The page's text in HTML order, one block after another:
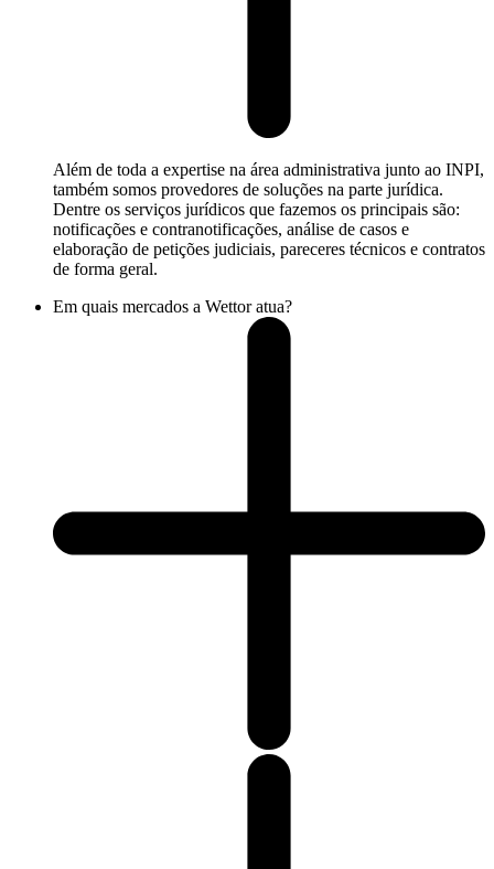
Além de toda a expertise na área administrativa junto ao INPI,
também somos provedores de soluções na parte jurídica.
Dentre os serviços jurídicos que fazemos os principais são:
notificações e contranotificações, análise de casos e
elaboração de petições judiciais, pareceres técnicos e contratos
de forma geral.
Em quais mercados a Wettor atua?